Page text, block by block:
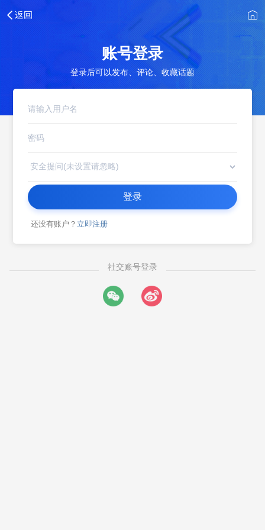
账号登录
登录后可以发布、评论、收藏话题
登录
还没有账户？ 立即注册
社交账号登录